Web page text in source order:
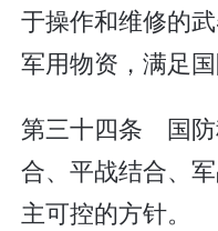
于操作和维修的
军用物资，满足国
第三十四条 国防
合、平战结合、
主可控的方针。